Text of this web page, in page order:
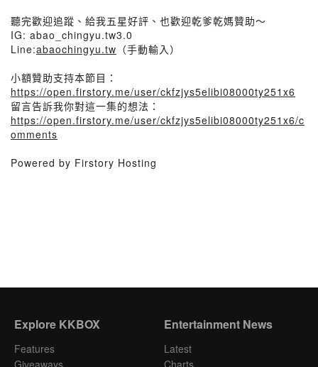
聽完歡迎追蹤、給我五星好評、也歡迎乾爹乾媽贊助～
IG: abao_chingyu.tw3.0
Line:abaochingyu.tw （手動輸入）
小額贊助支持本節目：
https://open.firstory.me/user/ckfzjys5elibi08000ty251x6
留言告訴我你對這一集的想法：
https://open.firstory.me/user/ckfzjys5elibi08000ty251x6/c
omments
Powered by Firstory Hosting
Explore KKBOX
Features
Giveaways
Entertainment News
Latest
Charts